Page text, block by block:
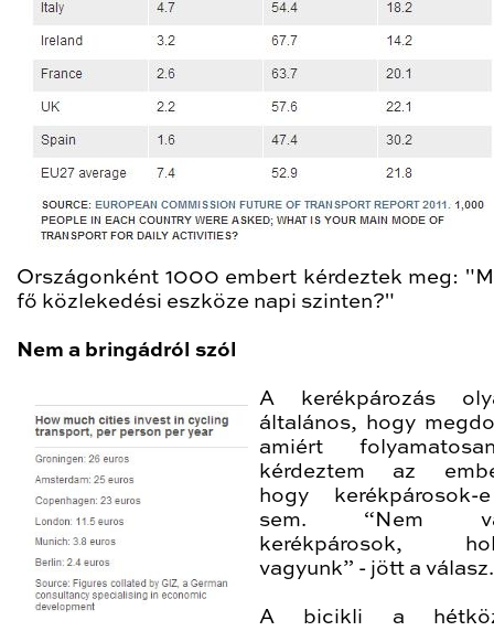
Országonként 1000 embert kérdeztek meg:
fő közlekedési eszköze napi szinten?"
Nem a bringádról szól
A kerékpározás
általános, hogy
amiért
kérdeztem az
hogy kerékpárosok-
sem. “Nem
kerékpárosok,
vagyunk” - jött a válasz.
A bicikli a